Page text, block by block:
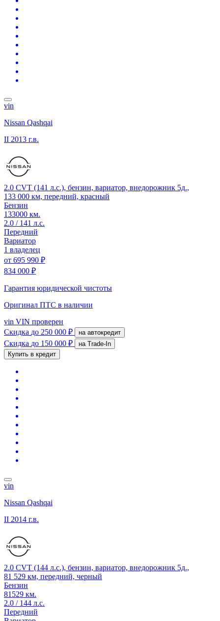
vin
Nissan Qashqai
II 2013 г.в.
2.0 CVT (141 л.с.), бензин, вариатор, внедорожник 5д.,
133 000 км, передний, красный
Бензин
133000 км.
2.0 / 141 л.с.
Передний
Вариатор
1 владелец
от 695 990 ₽
834 000 ₽
Гарантия юридической чистоты
Оригинал ПТС в наличии
vin VIN проверен
Скидка до 250 000 ₽ на автокредит
Скидка до 150 000 ₽
на Trade-In
Купить в кредит
vin
Nissan Qashqai
II 2014 г.в.
2.0 CVT (144 л.с.), бензин, вариатор, внедорожник 5д.,
81 529 км, передний, черный
Бензин
81529 км.
2.0 / 144 л.с.
Передний